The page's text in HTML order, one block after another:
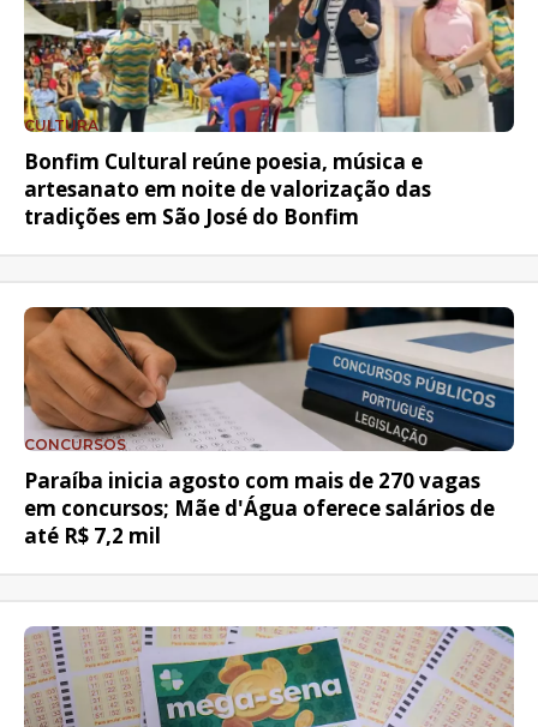
CULTURA
Bonfim Cultural reúne poesia, música e
artesanato em noite de valorização das
tradições em São José do Bonfim
CONCURSOS
Paraíba inicia agosto com mais de 270 vagas
em concursos; Mãe d'Água oferece salários de
até R$ 7,2 mil